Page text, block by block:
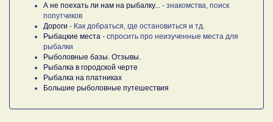
А не поехать ли нам на рыбалку...
- знакомства, поиск
попутчиков
Дороги - Как добраться, где остановиться и тд.
Рыбацкие места - спросить про неизученные места для
рыбалки
Рыболовные базы. Отзывы.
Рыбалка в городской черте
Рыбалка на платниках
Большие рыболовные путешествия